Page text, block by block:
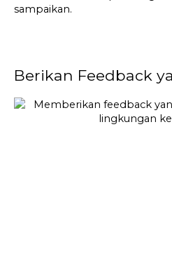
sampaikan.
Berikan Feedback